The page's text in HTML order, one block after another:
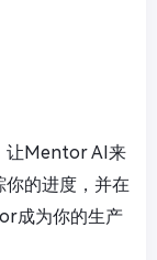
让Mentor AI来
的进度，并在
成为你的生产